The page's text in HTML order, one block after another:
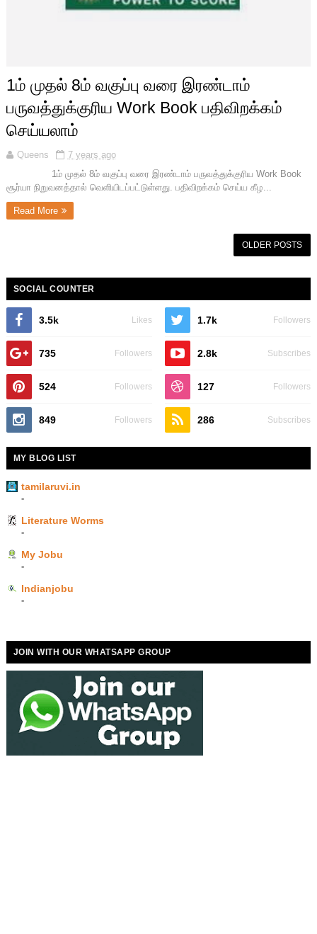
1ம் முதல் 8ம் வகுப்பு வரை இரண்டாம்
பருவத்துக்குரிய Work Book பதிவிறக்கம்
செய்யலாம்
Queens
7 years ago
1ம் முதல் 8ம் வகுப்பு வரை இரண்டாம் பருவத்துக்குரிய Work Book
சூர்யா நிறுவனத்தால் வெளியிடப்பட்டுள்ளது. பதிவிறக்கம் செய்ய கீழ...
Read More
OLDER POSTS
SOCIAL COUNTER
3.5k Likes 1.7k Followers
735 Followers 2.8k Subscribes
524 Followers 127 Followers
849 Followers 286 Subscribes
MY BLOG LIST
tamilaruvi.in
-
Literature Worms
-
My Jobu
-
Indianjobu
-
JOIN WITH OUR WHATSAPP GROUP